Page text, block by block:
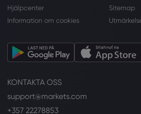
Hjälpcenter
Sitemap
Information om cookies
KONTAKTA OSS
support@markets.com
+357 22278853